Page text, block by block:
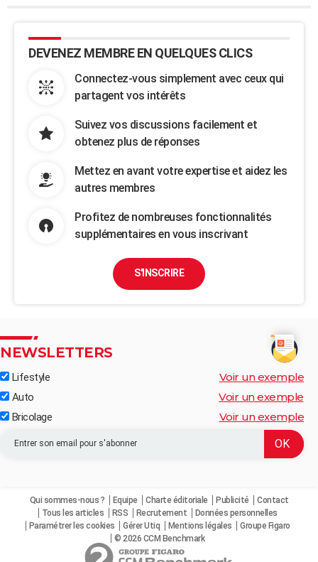
DEVENEZ MEMBRE EN QUELQUES CLICS
Connectez-vous simplement avec ceux qui
partagent vos intérêts
Suivez vos discussions facilement et
obtenez plus de réponses
Mettez en avant votre expertise et aidez les
autres membres
Profitez de nombreuses fonctionnalités
supplémentaires en vous inscrivant
S'INSCRIRE
NEWSLETTERS
Lifestyle Voir un exemple
Auto Voir un exemple
Bricolage Voir un exemple
Qui sommes-nous ? Equipe Charte éditoriale Publicité
Contact
Tous les articles
RSS Recrutement
Données personnelles
Paramétrer les cookies
Gérer Utiq Mentions légales
Groupe Figaro
© 2026 CCM Benchmark